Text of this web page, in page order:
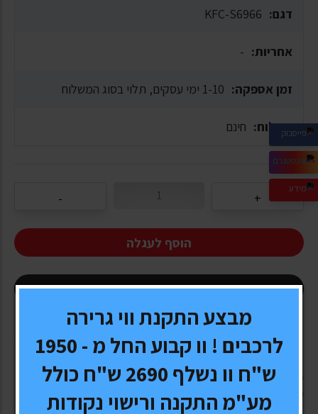
דגם: KFC-S6966
אחריות: -
זמן אספקה: 1-10 ימי עסקים, תלוי בסוג המשלוח
משלוח: חינם
הוסף לעגלה
קנה עכשיו
סט רמקולים איכותיים לרכב של חברת KENWOOD הספק
400 W
מבצע התקנת ווי גרירה
לרכבים ! וו קבוע החל מ - 1950
ש"ח וו נשלף 2690 ש"ח כולל
מע"מ התקנה ורישוי נקודות